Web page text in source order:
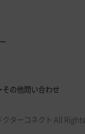
その他問い合わせ
ターコネクト All